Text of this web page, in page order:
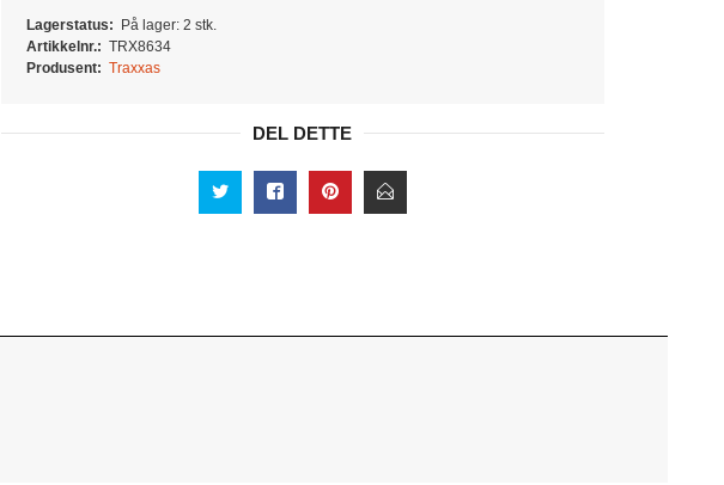
Lagerstatus:
På lager: 2 stk.
Artikkelnr.: TRX8634
Produsent: Traxxas
DEL DETTE